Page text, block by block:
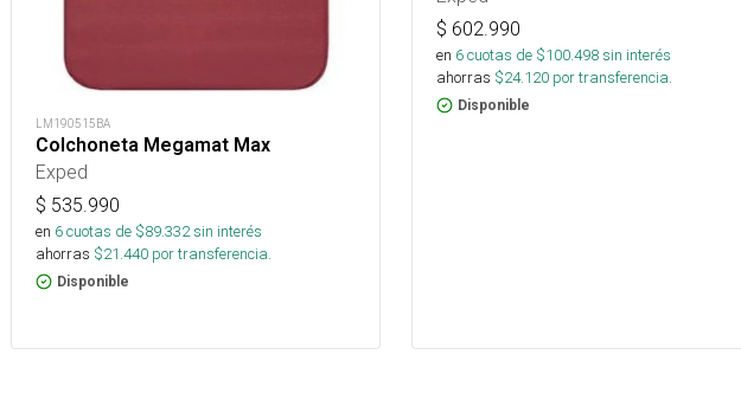
LM190515BA
Colchoneta Megamat Max
Exped
$ 535.990
en 6cuotas de $89.332sin interés
ahorras $21.440 por transferencia.
Disponible
$ 602.990
en 6cuotas de $100.498sin interés
ahorras $24.120 por transferencia.
Disponible